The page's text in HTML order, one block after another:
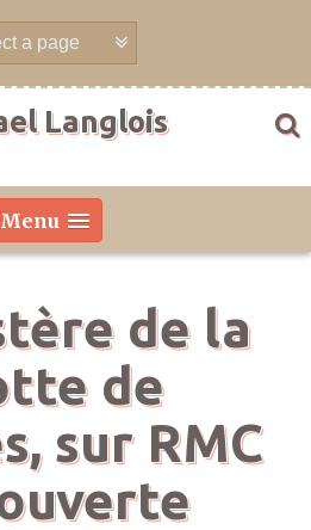
Langlois
Menu
de la
de
sur RMC